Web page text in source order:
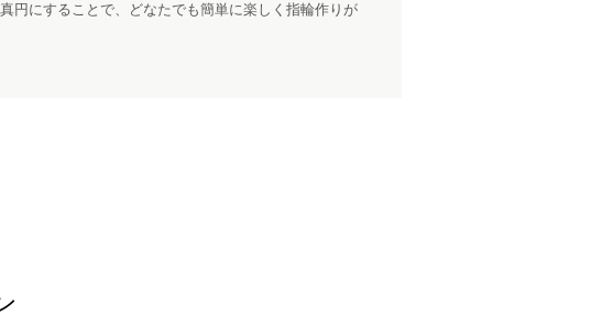
円にすることで、どなたでも簡単に楽しく指輪作りが